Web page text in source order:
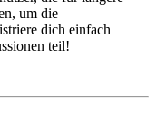
um die
dich einfach
teil!